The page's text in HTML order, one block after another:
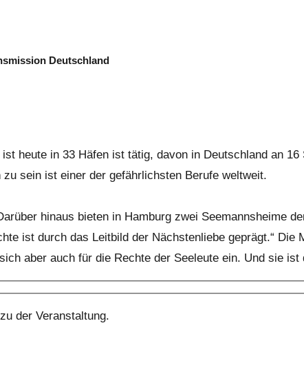
Deutschland
heute in 33 Häfen ist tätig, davon in Deutschland an
sein ist einer der gefährlichsten Berufe weltweit.
hinaus bieten in Hamburg zwei Seemannsheime
ist durch das Leitbild der Nächstenliebe geprägt.“
aber auch für die Rechte der Seeleute ein. Und sie
der Veranstaltung.